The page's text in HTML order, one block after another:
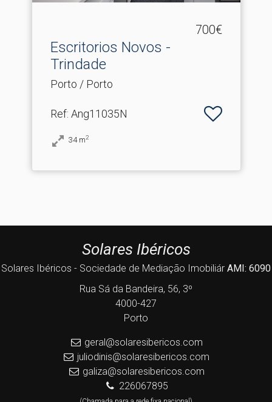
700€
Escritorios Novos -
Trindade
Porto / Porto
Ref: Ang11035N
34 m2
Solares Ibéricos
Solares Ibéricos - Sociedade de Mediação Imobiliár AMI: 6090
Rua Sá da Bandeira, 56, 3º
4000-427
Porto
geral@solaresibericos.com
juliodinis@solaresibericos.com
galiza@solaresibericos.com
226067895